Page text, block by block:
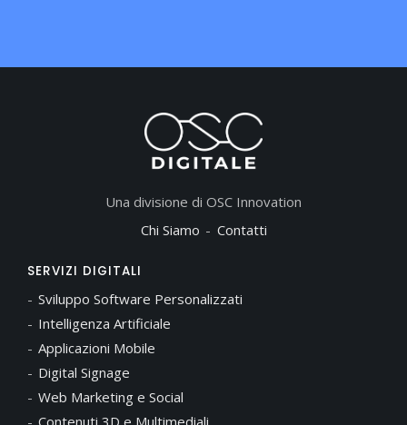
Una divisione di OSC Innovation
Chi Siamo
Contatti
SERVIZI DIGITALI
Sviluppo Software Personalizzati
Intelligenza Artificiale
Applicazioni Mobile
Digital Signage
Web Marketing e Social
Contenuti 3D e Multimediali